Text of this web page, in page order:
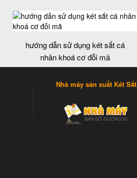
hướng dẫn sử dụng két sắt cá
nhân khoá cơ đỗi mã
Nhà máy sản xuất Két Sắt